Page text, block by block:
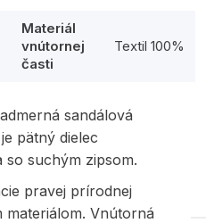
Materiál
vnútornej
časti
Textil 100%
sandálová
pätný dielec
so suchým zipsom.
pravej prírodnej
materiálom. Vnútorná